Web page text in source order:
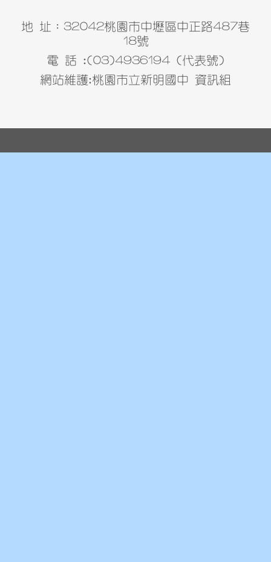
地 址：32042桃園市中壢區中正路487巷
18號
電 話 :(03)4936194 (代表號)
網站維護:桃園市立新明國中 資訊組